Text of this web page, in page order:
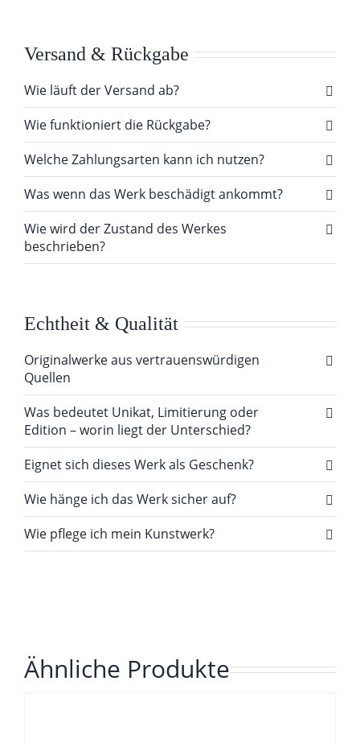
Versand & Rückgabe
Wie läuft der Versand ab?
Wie funktioniert die Rückgabe?
Welche Zahlungsarten kann ich nutzen?
Was wenn das Werk beschädigt ankommt?
Wie wird der Zustand des Werkes
beschrieben?
Echtheit & Qualität
Originalwerke aus vertrauenswürdigen
Quellen
Was bedeutet Unikat, Limitierung oder
Edition – worin liegt der Unterschied?
Eignet sich dieses Werk als Geschenk?
Wie hänge ich das Werk sicher auf?
Wie pflege ich mein Kunstwerk?
Ähnliche Produkte